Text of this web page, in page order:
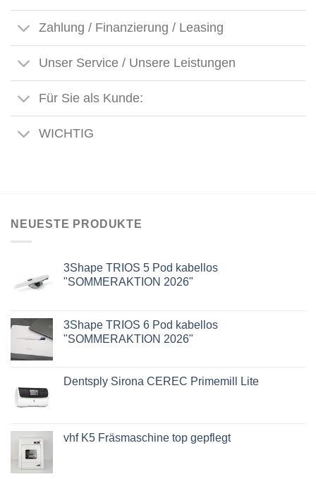
Zahlung / Finanzierung / Leasing
Unser Service / Unsere Leistungen
Für Sie als Kunde:
WICHTIG
NEUESTE PRODUKTE
3Shape TRIOS 5 Pod kabellos
"SOMMERAKTION 2026"
3Shape TRIOS 6 Pod kabellos
"SOMMERAKTION 2026"
Dentsply Sirona CEREC Primemill Lite
vhf K5 Fräsmaschine top gepflegt